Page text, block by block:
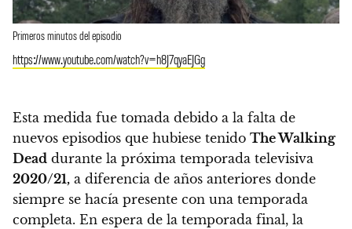
Primeros minutos del episodio
https://www.youtube.com/watch?v=h8J7qyaEJGg
Esta medida fue tomada debido a la falta de
nuevos episodios que hubiese tenido The Walking
Dead durante la próxima temporada televisiva
2020/21, a diferencia de años anteriores donde
siempre se hacía presente con una temporada
completa. En espera de la temporada final, la